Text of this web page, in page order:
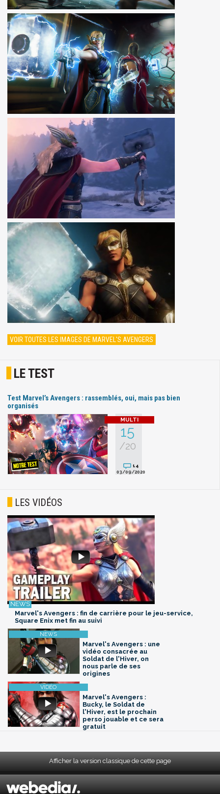
VOIR TOUTES LES IMAGES DE MARVEL'S AVENGERS
LE TEST
Test Marvel’s Avengers : rassemblés, oui, mais pas bien
organisés
15
/20
14
03/09/2020
LES VIDÉOS
Marvel's Avengers : fin de carrière pour le jeu-service,
Square Enix met fin au suivi
Marvel's Avengers : une
vidéo consacrée au
Soldat de l'Hiver, on
nous parle de ses
origines
Marvel's Avengers :
Bucky, le Soldat de
l'Hiver, est le prochain
perso jouable et ce sera
gratuit
Afficher la version classique de cette page